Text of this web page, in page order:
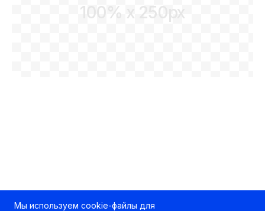
100% x 250px
Мы используем cookie-файлы для